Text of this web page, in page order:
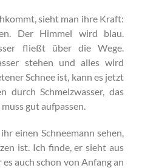
sieht man ihre Kraft:
Der Himmel wird blau.
fließt über die Wege.
stehen und alles wird
Schnee ist, kann es jetzt
durch Schmelzwasser, das
gut aufpassen.
einen Schneemann sehen,
ist. Ich finde, er sieht aus
auch schon von Anfang an